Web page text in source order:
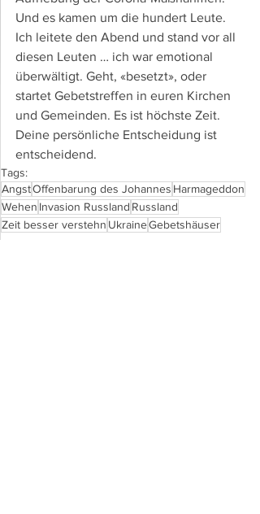
Und es kamen um die hundert Leute.
Ich leitete den Abend und stand vor all
diesen Leuten … ich war emotional
überwältigt. Geht, «besetzt», oder
startet Gebetstreffen in euren Kirchen
und Gemeinden. Es ist höchste Zeit.
Deine persönliche Entscheidung ist
entscheidend.
Tags:
AngstOffenbarung des Johannes Harmageddon
Wehen Invasion Russland Russland
Zeit besser verstehn UkraineGebetshäuser